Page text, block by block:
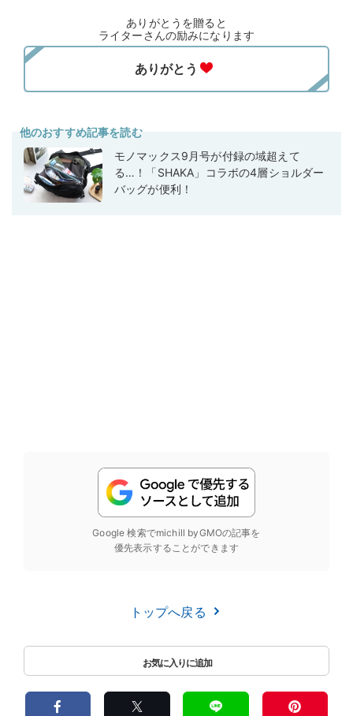
ありがとうを贈ると
ライターさんの励みになります
他のおすすめ記事を読む
モノマックス9月号が付録の域超えて
る…！「SHAKA」コラボの4層ショルダー
バッグが便利！
Google 検索でmichill byGMOの記事を
優先表示することができます
トップへ戻る